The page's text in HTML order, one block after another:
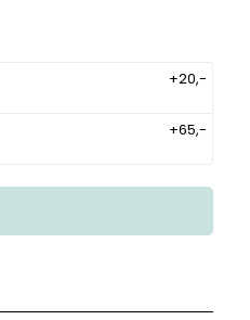
+20,-
+65,-